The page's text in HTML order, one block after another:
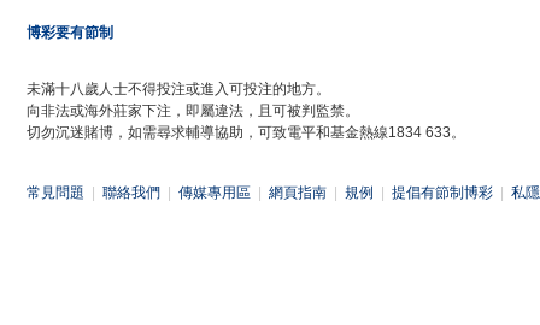
博彩要有節制
未滿十八歲人士不得投注或進入可投注的地方。
向非法或海外莊家下注，即屬違法，且可被判監禁。
切勿沉迷賭博，如需尋求輔導協助，可致電平和基金熱線1834 633。
常見問題 聯絡我們 傳媒專用區 網頁指南 規例 提倡有節制博彩 私